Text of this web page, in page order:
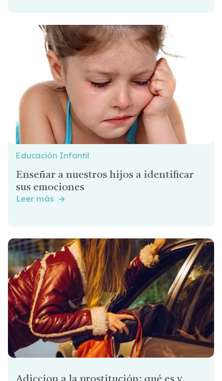
Educación Infantil
Enseñar a nuestros hijos a identificar
sus emociones
Leer más
